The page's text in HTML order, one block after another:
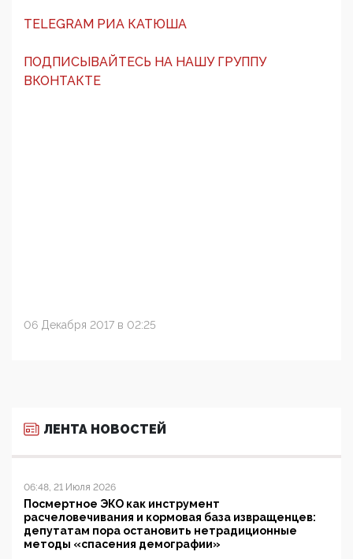
TELEGRAM РИА КАТЮША
ПОДПИСЫВАЙТЕСЬ НА НАШУ ГРУППУ
ВКОНТАКТЕ
06 Декабря 2017 в 02:25
ЛЕНТА НОВОСТЕЙ
06:48, 21 Июля 2026
Посмертное ЭКО как инструмент
расчеловечивания и кормовая база извращенцев:
депутатам пора остановить нетрадиционные
методы «спасения демографии»